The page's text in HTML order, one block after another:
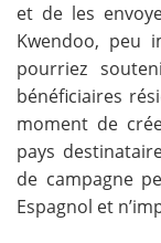
et de les
Kwendoo, peu
pourriez
bénéficiaires
moment de
pays
de campagne
Espagnol et